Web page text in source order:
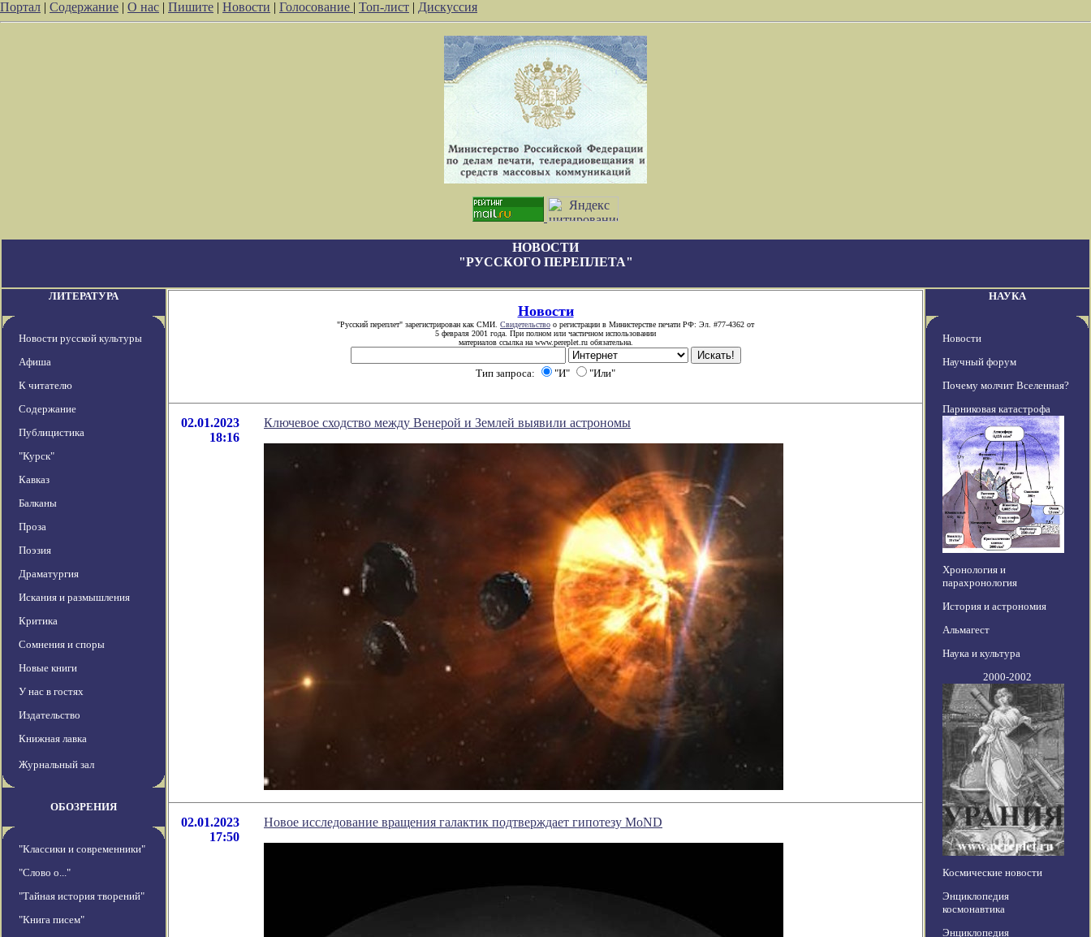
Портал | Содержание | О нас | Пишите | Новости | Голосование | Топ-лист | Дискуссия
НОВОСТИ
"РУССКОГО ПЕРЕПЛЕТА"
ЛИТЕРАТУРА
Новости русской культуры
Афиша
К читателю
Содержание
Публицистика
"Курск"
Кавказ
Балканы
Проза
Поэзия
Драматургия
Искания и размышления
Критика
Сомнения и споры
Новые книги
У нас в гостях
Издательство
Книжная лавка
Журнальный зал
ОБОЗРЕНИЯ
"Классики и современники"
"Слово о..."
"Тайная история творений"
"Книга писем"
Новости
"Русский переплет" зарегистрирован как СМИ. Свидетельство о регистрации в Министерстве печати РФ: Эл. #77-4362 от
5 февраля 2001 года. При полном или частичном использовании
материалов ссылка на www.pereplet.ru обязательна.
Тип запроса: "И" "Или"
02.01.2023
18:16
Ключевое сходство между Венерой и Землей выявили астрономы
02.01.2023
17:50
Новое исследование вращения галактик подтверждает гипотезу MoND
НАУКА
Новости
Научный форум
Почему молчит Вселенная?
Парниковая катастрофа
Хронология и
парахронология
История и астрономия
Альмагест
Наука и культура
2000-2002
Космические новости
Энциклопедия
космонавтика
Энциклопедия